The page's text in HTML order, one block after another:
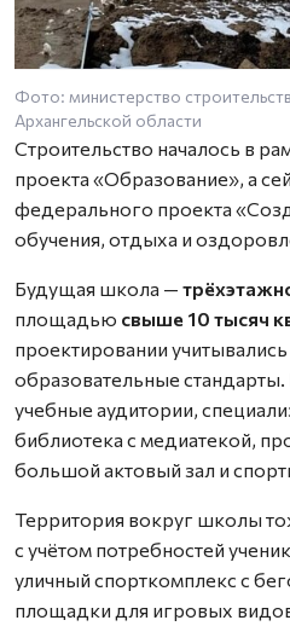
Фото: министерство
Архангельской области
Строительство началось в
проекта «Образование», а
федерального проекта
обучения, отдыха и
Будущая школа —
площадью свыше 10 тысяч
проектировании
образовательные стандарты.
учебные аудитории,
библиотека с медиатекой,
большой актовый зал и
Территория вокруг школы
с учётом потребностей
уличный спорткомплекс с
площадки для игровых